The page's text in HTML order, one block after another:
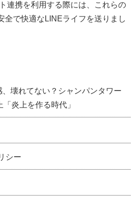
連携を利用する際には、これらの
全で快適なLINEライフを送りまし
、壊れてない？シャンパンタワー
炎上を作る時代」
シー